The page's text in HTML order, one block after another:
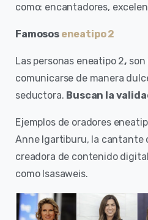
como: encantadores,
Famososeneatipo 2
Las personas eneatipo 2, son
comunicarse de manera
seductora. Buscan la
Ejemplos de oradores
Anne Igartiburu, la cantante
creadora de contenido
como Isasaweis.